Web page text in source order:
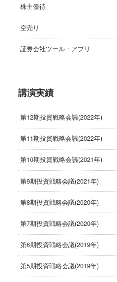
株主優待
空売り
証券会社ツール・アプリ
講演実績
第12期投資戦略会議(2022年)
第11期投資戦略会議(2022年)
第10期投資戦略会議(2021年)
第9期投資戦略会議(2021年)
第8期投資戦略会議(2020年)
第7期投資戦略会議(2020年)
第6期投資戦略会議(2019年)
第5期投資戦略会議(2019年)